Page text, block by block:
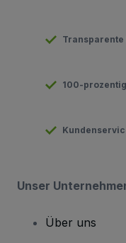
100-
Unser
Über uns